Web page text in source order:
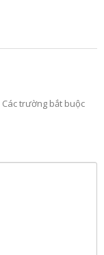
Các trường bắt buộc